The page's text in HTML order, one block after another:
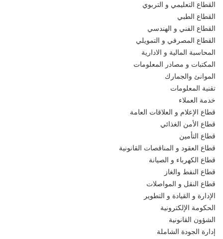
القطاع التعليمي و التربوي
القطاع الطبي
القطاع الفني و الهندسي
القطاع المصرفي و التمويلي
المحاسبة المالية و الادارية
المكتبات و مصادر المعلومات
الموانئ والجمارك
تقنية المعلومات
خدمة العملاء
قطاع الإعلام و العلاقات العامة
قطاع الأمن الغذائي
قطاع التأمين
قطاع العقود و المناقصات القانونية
قطاع الكهرباء و الصيانة
قطاع النفط والغاز
قطاع النقل و المواصلات
الإدارة و القيادة و التطوير
الحكومة الإلكترونية
الشؤون القانونية
إدارة الجودة الشاملة